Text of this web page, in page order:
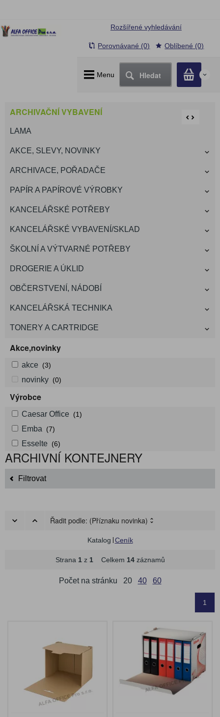
Menu Hledat 0
Rozšířené vyhledávání
Porovnávané (0) Oblíbené (0)
ARCHIVAČNÍ VYBAVENÍ
LAMA
AKCE, SLEVY, NOVINKY
ARCHIVACE, POŘADAČE
PAPÍR A PAPÍROVÉ VÝROBKY
KANCELÁŘSKÉ POTŘEBY
KANCELÁŘSKÉ VYBAVENÍ/SKLAD
ŠKOLNÍ A VÝTVARNÉ POTŘEBY
DROGERIE A ÚKLID
OBČERSTVENÍ, NÁDOBÍ
KANCELÁŘSKÁ TECHNIKA
TONERY A CARTRIDGE
Akce,novinky
akce (3)
novinky (0)
Výrobce
Caesar Office (1)
Emba (7)
Esselte (6)
ARCHIVNÍ KONTEJNERY
Filtrovat
Řadit podle: (Příznaku novinka)
Katalog Ceník
Strana 1z 1Celkem 14záznamů
Počet na stránku 20 40 60
1